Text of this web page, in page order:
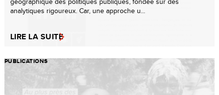
analytiques rigoureux. Car, une approche u...
LIRE LA SUITE
PUBLICATIONS